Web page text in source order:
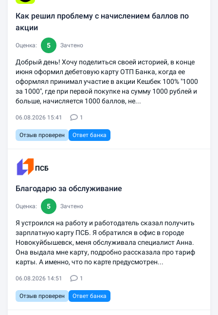
Как решил проблему с начислением баллов по
акции
Оценка: 5 Зачтено
Добрый день! Хочу поделиться своей историей, в конце
июня оформил дебетовую карту ОТП Банка, когда ее
оформлял принимал участие в акции Кешбек 100% "1000
за 1000", где при первой покупке на сумму 1000 рублей и
больше, начисляется 1000 баллов, не...
06.08.2026 15:41 1
Отзыв проверен Ответ банка
Благодарю за обслуживание
ПСБ
Оценка: 5 Зачтено
Я устроился на работу и работодатель сказал получить
зарплатную карту ПСБ. Я обратился в офис в городе
Новокуйбышевск, меня обслуживала специалист Анна.
Она выдала мне карту, подробно рассказала про тариф
карты. А именно, что по карте предусмотрен...
06.08.2026 14:51 1
Отзыв проверен Ответ банка